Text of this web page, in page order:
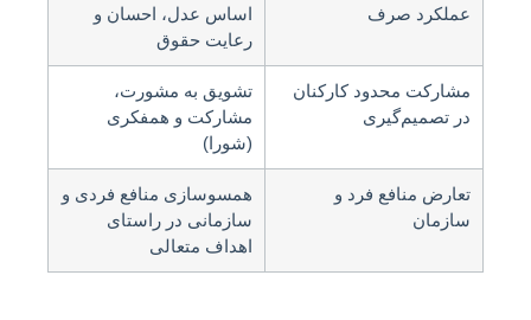
عملکرد صرف
اساس عدل، احسان و
رعایت حقوق
مشارکت محدود کارکنان
در تصمیم‌گیری
تشویق به مشورت،
مشارکت و همفکری
(شورا)
تعارض منافع فرد و
سازمان
همسوسازی منافع فردی و
سازمانی در راستای
اهداف متعالی